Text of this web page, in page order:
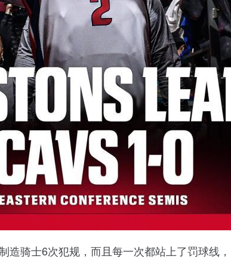
造骑士6次犯规，而且每一次都站上了罚球线